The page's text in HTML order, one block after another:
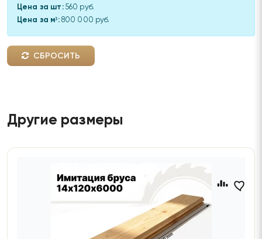
Цена за шт:560 руб.
Цена за м³:800 000 руб.
СБРОСИТЬ
Другие размеры